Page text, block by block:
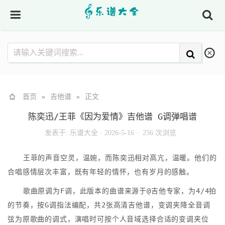
首页 » 吉他谱 » 正文
陈奕迅/王菲《因为爱情》吉他谱 G调弹唱谱
发表于: 乐谱大全 · 2026-5-16 · 256 次浏览
王菲的声音空灵，温婉，而陈奕迅相对高亢，温暖。他们的
合唱感情层次丰富，既有年轻的情怀，也有岁月的感触。
歌曲原调为F调，此版本的曲谱来源于@吉他专家，为4/4拍
的节奏，按G调指法编配，共2张高清吉他谱，变调夹降全音调
弦为原歌曲的调式，演唱时可按个人音域选择合适的变调夹位